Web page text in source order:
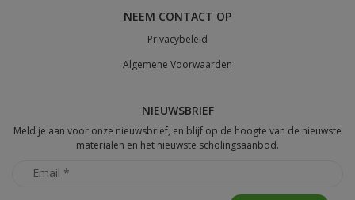
NEEM CONTACT OP
Privacybeleid
Algemene Voorwaarden
NIEUWSBRIEF
Meld je aan voor onze nieuwsbrief, en blijf op de hoogte van de nieuwste
materialen en het nieuwste scholingsaanbod.